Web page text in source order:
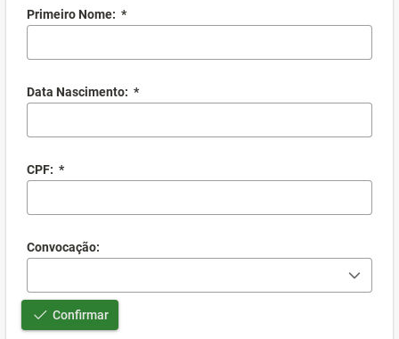
Primeiro Nome: *
Data Nascimento: *
CPF: *
Convocação:
Confirmar